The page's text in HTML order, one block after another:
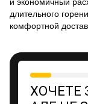
и экономичный
длительного
комфортной